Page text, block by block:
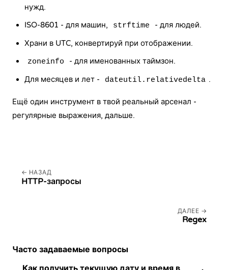
нужд.
ISO-8601 - для машин,
strftime
- для людей.
Храни в UTC, конвертируй при отображении.
zoneinfo
- для именованных таймзон.
Для месяцев и лет -
dateutil.relativedelta .
Ещё один инструмент в твой реальный арсенал -
регулярные выражения, дальше.
НАЗАД
HTTP-запросы
ДАЛЕЕ
Regex
Часто задаваемые вопросы